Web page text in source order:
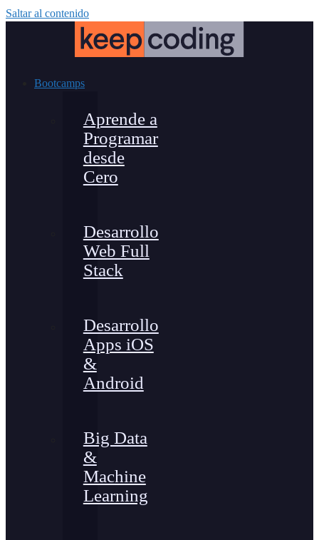
Saltar al contenido
Bootcamps
Aprende a
Programar
desde
Cero
Desarrollo
Web Full
Stack
Desarrollo
Apps iOS
&
Android
Big Data
&
Machine
Learning